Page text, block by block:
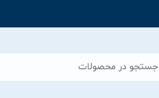
جستجو در محصولات